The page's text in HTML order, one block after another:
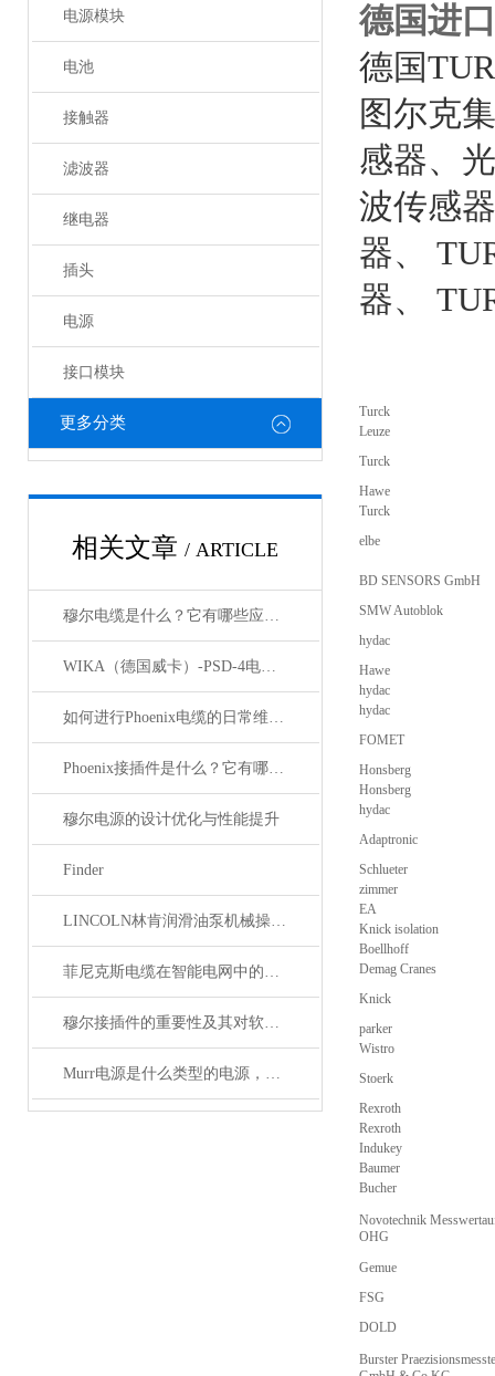
电源模块
电池
接触器
滤波器
继电器
插头
电源
接口模块
更多分类
相关文章 / ARTICLE
穆尔电缆是什么？它有哪些应用领域？
WIKA（德国威卡）-PSD-4电子压力开关
如何进行Phoenix电缆的日常维护和保养？
Phoenix接插件是什么？它有哪些应用？
穆尔电源的设计优化与性能提升
Finder
LINCOLN林肯润滑油泵机械操作原理
菲尼克斯电缆在智能电网中的应用
穆尔接插件的重要性及其对软件开发的影响
Murr电源是什么类型的电源，主要用于哪些领域？
德国进
德国
图尔克
感器、
波传感
器、
器、
Turck
Leuze
Turck
Hawe
Turck
elbe
BD SENSORS GmbH
SMW Autoblok
hydac
Hawe
hydac
hydac
FOMET
Honsberg
Honsberg
hydac
Adaptronic
Schlueter
zimmer
EA
Knick isolation
Boellhoff
Demag Cranes
Knick
parker
Wistro
Stoerk
Rexroth
Rexroth
Indukey
Baumer
Bucher
Novotechnik
OHG
Gemue
FSG
DOLD
Burster